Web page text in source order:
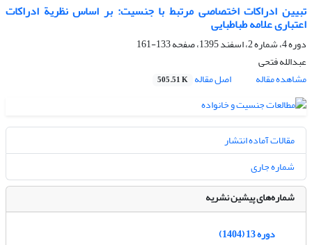
تبیین ادراکات اختصاصی مرتبط با جنسیت: بر اساس نظریة ادراکات
اعتباری علامه طباطبایی
دوره 4، شماره 2، اسفند 1395، صفحه
133-161
عبدالله فتحی
مشاهده مقاله
اصل مقاله 505.51 K
مقالات آماده انتشار
شماره جاری
شماره‌های پیشین نشریه
دوره 13 (1404)